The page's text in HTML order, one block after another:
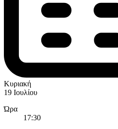
Κυριακή
19 Ιουλίου
Ώρα
17:30